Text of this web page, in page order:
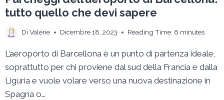
tutto quello che devi sapere
Di Valérie Dicembre 18, 2023 Reading Time: 6 minutes
L’aeroporto di Barcellona è un punto di partenza ideale,
soprattutto per chi proviene dal sud della Francia e dalla
Liguria e vuole volare verso una nuova destinazione in
Spagna o…